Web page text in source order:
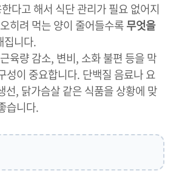
다고 해서 식단 관리가 필요 없어지
히려 먹는 양이 줄어들수록무엇을
집니다.
육량 감소, 변비, 소화 불편 등을 막
성이 중요합니다. 단백질 음료나 요
선, 닭가슴살 같은 식품을 상황에 맞
습니다.